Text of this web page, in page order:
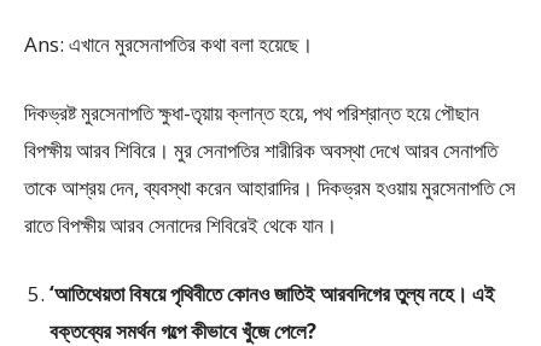
Ans: এখানে মুরসেনাপতির কথা বলা হয়েছে।
দিকভ্রষ্ট মুরসেনাপতি ক্ষুধা-তৃয়ায় ক্লান্ত হয়ে, পথ পরিশ্রান্ত হয়ে পৌছান
বিপক্ষীয় আরব শিবিরে। মুর সেনাপতির শারীরিক অবস্থা দেখে আরব সেনাপতি
তাকে আশ্রয় দেন, ব্যবস্থা করেন আহারাদির। দিকভ্রম হওয়ায় মুরসেনাপতি সে
রাতে বিপক্ষীয় আরব সেনাদের শিবিরেই থেকে যান।
‘আতিথেয়তা বিষয়ে পৃথিবীতে কোনও জাতিই আরবদিগের তুল্য নহে। এই
বক্তব্যের সমর্থন গল্পে কীভাবে খুঁজে পেলে?